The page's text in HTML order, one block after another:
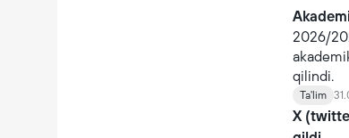
2026/
qilindi.
Ta'lim
X